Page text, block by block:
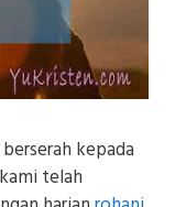
kepada
telah